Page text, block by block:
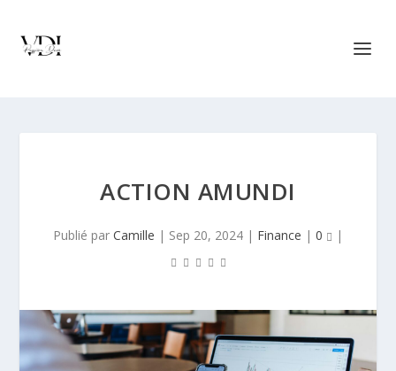
ACTION AMUNDI
Publié par Camille | Sep 20, 2024 | Finance | 0 |